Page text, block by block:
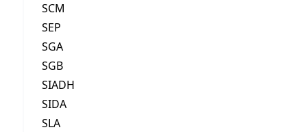
SCM
SEP
SGA
SGB
SIADH
SIDA
SLA